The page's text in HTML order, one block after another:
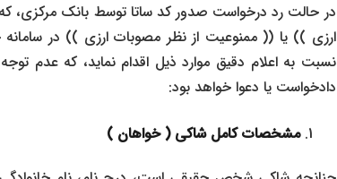
در حالت رد درخواست صدور کد ساتا توسط بانک مرکزی، که
ارزی )) یا (( ممنوعیت از نظر مصوبات ارزی )) در
نسبت به اعلام دقیق موارد ذیل اقدام نماید، که عدم
دادخواست یا دعوا خواهد بود:
مشخصات کامل شاکی (خواهان)